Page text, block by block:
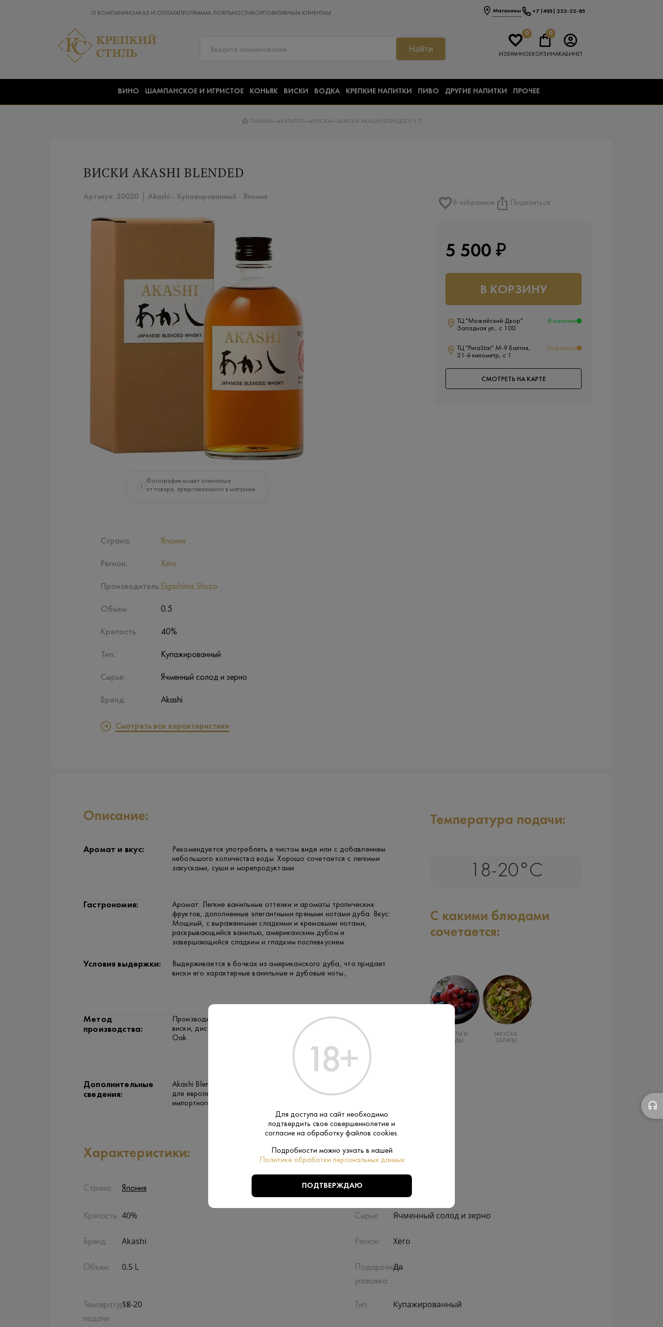
О КОМПАНИИ ЗАКАЗ И ОПЛАТАПРОГРАММА ЛОЯЛЬНОСТИ КОРПОРАТИВНЫМ КЛИЕНТАМ Магазины +7 (495) 222-22-85
Найти
0
ИЗБРАННОЕ
0
КОРЗИНАКАБИНЕТ
ВИНО ШАМПАНСКОЕ И ИГРИСТОЕ КОНЬЯК ВИСКИ ВОДКА КРЕПКИЕ НАПИТКИ ПИВО ДРУГИЕ НАПИТКИ ПРОЧЕЕ
ГЛАВНАЯ КАТАЛОГ ВИСКИ ВИСКИ АКАШИ БЛЕНДЕД 0.5 Л
ВИСКИ AKASHI BLENDED
Артикул: 50020 │ Akashi - Купажированный​ - Япония
i
Фотография может отличаться
от товара, представленного в магазине.
Страна:
Регион:
Производитель:
Объем:
Крепость:
Тип:
Сырье:
Бренд:
Япония
Хёго
Eigashima Shuzo
0.5
40%
Купажированный
Ячменный солод и зерно
Akashi
Смотреть все характеристики
В избранное Поделиться
5 500 ₽
В КОРЗИНУ
ТЦ "Можайский Двор"
Западная ул., с 100
В наличии
ТЦ "РигаStar" М-9 Балтия,
21-й километр, с 1
Под заказ
СМОТРЕТЬ НА КАРТЕ
Описание:
Аромат и вкус:
Рекомендуется употреблять в чистом виде или с добавлением
небольшого количества воды. Хорошо сочетается с легкими
закусками, суши и морепродуктами.
Гастрономия:
Аромат: Легкие ванильные оттенки и ароматы тропических
фруктов, дополненные элегантными пряными нотами дуба. Вкус:
Мощный, с выраженными сладкими и кремовыми нотами,
раскрывающийся ванилью, американским дубом и
завершающийся сладким и гладким послевкусием.
Условия выдержки:
Выдерживается в бочках из американского дуба, что придает
виски его характерные ванильные и дубовые ноты.,
Метод
производства:
Производится с использованием смеси солодового и зернового
виски, дистиллированных и выдержанных на дистиллерии White
Oak.
Дополнительные
сведения:
Akashi Blended Whisky — это версия, специально произведенная
для европейского рынка, используя смесь японского и
импортного солодового и зернового виски.,
Температура подачи:
18-20°C
С какими блюдами
сочетается:
ФРУКТЫ И
ЯГОДЫ
ЗАКУСКА,
САЛАТЫ
Характеристики:
Страна: Япония Производитель:
Крепость: 40% Сырье: Ячменный солод и зерно
Бренд: Akashi Регион: Хёго
Объем: 0.5 L
Подарочная
упаковка:
Да
Температура
подачи:
18-20 Тип: Купажированный
Для доступа на сайт необходимо
подтвердить свое совершеннолетие и
согласие на обработку файлов cookies.
Подробности можно узнать в нашей
Политике обработки персональных данных
ПОДТВЕРЖДАЮ